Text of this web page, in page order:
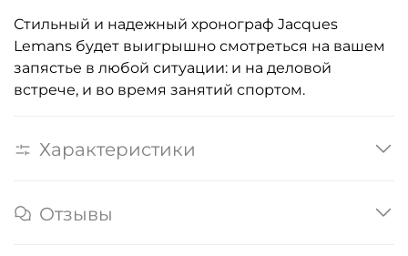
Стильный и надежный хронограф Jacques
Lemans будет выигрышно смотреться на вашем
запястье в любой ситуации: и на деловой
встрече, и во время занятий спортом.
Характеристики
Отзывы